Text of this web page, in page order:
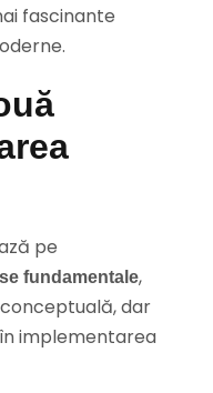
fascinante
pe
fundamentale,
dar
implementarea